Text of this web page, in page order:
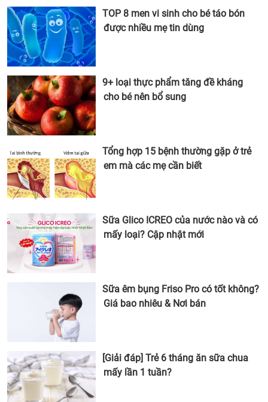
TOP 8 men vi sinh cho bé táo bón
được nhiều mẹ tin dùng
9+ loại thực phẩm tăng đề kháng
cho bé nên bổ sung
Tổng hợp 15 bệnh thường gặp ở trẻ
em mà các mẹ cần biết
Sữa Glico ICREO của nước nào và có
mấy loại? Cập nhật mới
Sữa êm bụng Friso Pro có tốt không?
Giá bao nhiêu & Nơi bán
[Giải đáp] Trẻ 6 tháng ăn sữa chua
mấy lần 1 tuần?